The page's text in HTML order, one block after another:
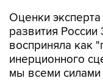
Оценки
развития
восприняла как
инерционного
мы всеми силами